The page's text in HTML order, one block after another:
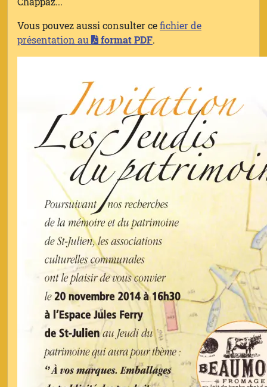
Vous pouvez aussi consulter cefichier de
présentation au
format PDF.